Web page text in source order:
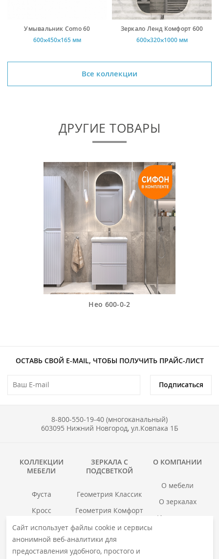
Умывальник Como 60
600⨉450⨉165 мм
Зеркало Ленд Комфорт 600
600⨉320⨉1000 мм
Все коллекции
ДРУГИЕ ТОВАРЫ
Нео 600-0-2
ОСТАВЬ СВОЙ E-MAIL, ЧТОБЫ ПОЛУЧИТЬ ПРАЙС-ЛИСТ
Подписаться
8-800-550-19-40 (многоканальный)
603095 Нижний Новгород, ул.Ковпака 1Б
КОЛЛЕКЦИИ
МЕБЕЛИ
Фуста
Кросс
Гранд
Хоска
ЗЕРКАЛА С
ПОДСВЕТКОЙ
Геометрия Классик
Геометрия Комфорт
Геометрия Люкс
Геометрия Медиа
войс
О КОМПАНИИ
О мебели
О зеркалах
Инструкции
Сайт использует файлы cookie и сервисы
анонимной веб-аналитики для
предоставления удобного, простого и